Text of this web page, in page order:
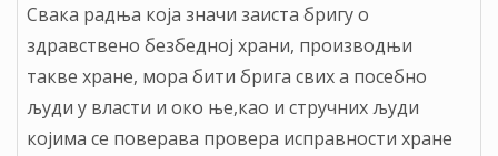
Свака радња која значи заиста бригу о
здравствено безбедној храни, производњи
такве хране, мора бити брига свих а посебно
људи у власти и око ње,као и стручних људи
којима се поверава провера исправности хране